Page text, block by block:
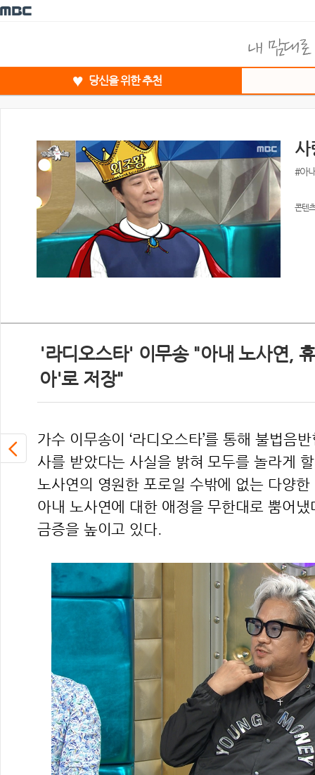
당신을 위한 추천
사
#아
콘텐
'라디오스타' 이무송 "아내 노사연,
아'로 저장"
가수 이무송이 ‘라디오스타’를 통해 불법음
사를 받았다는 사실을 밝혀 모두를 놀라게
노사연의 영원한 포로일 수밖에 없는 다양
아내 노사연에 대한 애정을 무한대로 뿜어
금증을 높이고 있다.